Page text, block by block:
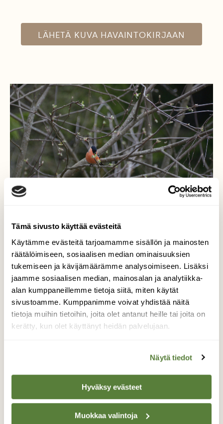
Tämä sivusto käyttää evästeitä
Käytämme evästeitä tarjoamamme sisällön ja mainosten
räätälöimiseen, sosiaalisen median ominaisuuksien
tukemiseen ja kävijämäärämme analysoimiseen. Lisäksi
jaamme sosiaalisen median, mainosalan ja analytiikka-
alan kumppaneillemme tietoja siitä, miten käytät
sivustoamme. Kumppanimme voivat yhdistää näitä
tietoja muihin tietoihin, joita olet antanut heille tai joita on
kerätty, kun olet käyttänyt heidän palvelujaan.
Näytä tiedot
Hyväksy evästeet
Muokkaa valintoja
LÄHETÄ KUVA HAVAINTOKIRJAAN
Omenapuun silmut
maistuvat punatulkulle
Punatulkkupari ilmestyi pihapiiriin
äitienpäivänä. Koiras viihtyi pitkään
omenapuun silmujen kimpussa.
Valokuvaaja: Joni Sundström, Lohja 11.5.2014
TAKAISIN LISTAAN